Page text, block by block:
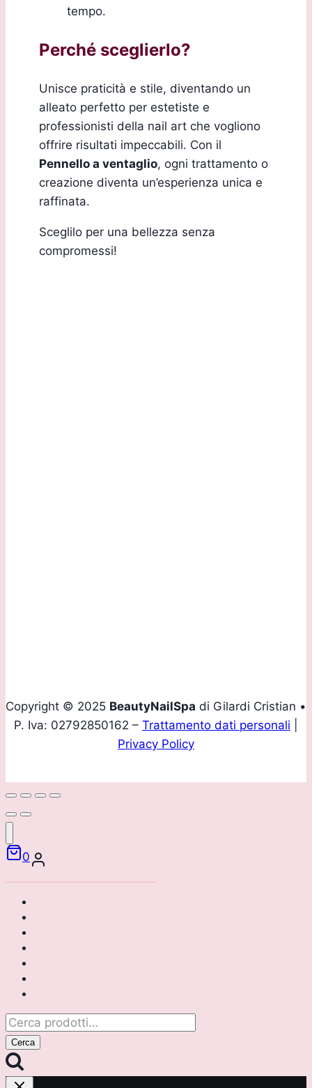
tempo.
Perché sceglierlo?
Unisce praticità e stile, diventando un
alleato perfetto per estetiste e
professionisti della nail art che vogliono
offrire risultati impeccabili. Con il
Pennello a ventaglio, ogni trattamento o
creazione diventa un’esperienza unica e
raffinata.
Sceglilo per una bellezza senza
compromessi!
Copyright © 2025 BeautyNailSpa di Gilardi Cristian •
P. Iva: 02792850162 – Trattamento dati personali
Privacy Policy
0
Cerca:
Cerca